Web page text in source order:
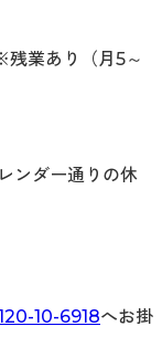
業あり（月5～
ンダー通りの休
10-6918へお掛